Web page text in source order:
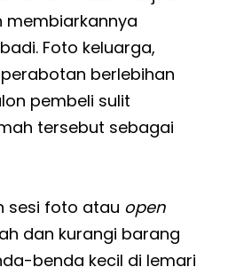
membiarkannya
Foto keluarga,
berlebihan
pembeli sulit
tersebut sebagai
sesi foto atau open
dan kurangi barang
benda kecil di lemari